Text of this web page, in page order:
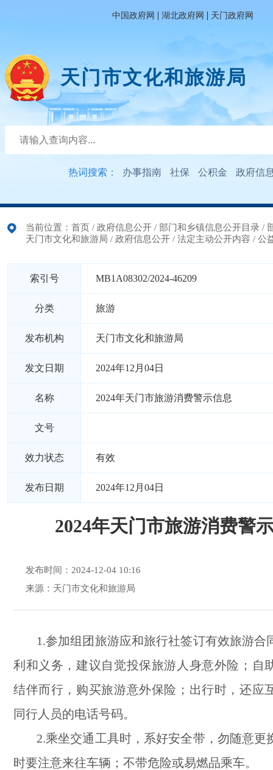
中国政府网 | 湖北政府网 | 天门政府网
天门市文化和旅游局
热词搜索： 办事指南 社保 公积金 政府信
当前位置： 首页 / 政府信息公开 / 部门和乡镇信息公开目录 /
天门市文化和旅游局 / 政府信息公开 / 法定主动公开内容 / 公
索引号 MB1A08302/2024-46209
分类 旅游
发布机构 天门市文化和旅游局
发文日期 2024年12月04日
名称 2024年天门市旅游消费警示信息
文号
效力状态 有效
发布日期 2024年12月04日
2024年天门市旅游消费警
发布时间：2024-12-04 10:16
来源：天门市文化和旅游局
1.参加组团旅游应和旅行社签订有效旅游合
利和义务，建议自觉投保旅游人身意外险；自
结伴而行，购买旅游意外保险；出行时，还应
同行人员的电话号码。
2.乘坐交通工具时，系好安全带，勿随意更
时要注意来往车辆；不带危险或易燃品乘车。